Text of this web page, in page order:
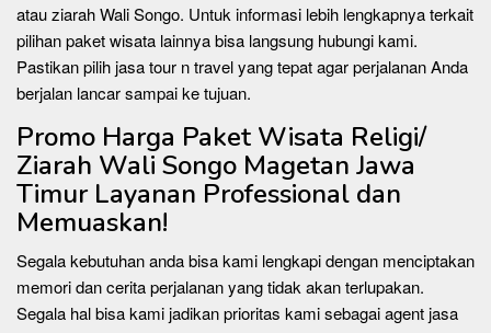
atau ziarah Wali Songo. Untuk informasi lebih lengkapnya terkait
pilihan paket wisata lainnya bisa langsung hubungi kami.
Pastikan pilih jasa tour n travel yang tepat agar perjalanan Anda
berjalan lancar sampai ke tujuan.
Promo Harga Paket Wisata Religi/
Ziarah Wali Songo Magetan Jawa
Timur Layanan Professional dan
Memuaskan!
Segala kebutuhan anda bisa kami lengkapi dengan menciptakan
memori dan cerita perjalanan yang tidak akan terlupakan.
Segala hal bisa kami jadikan prioritas kami sebagai agent jasa